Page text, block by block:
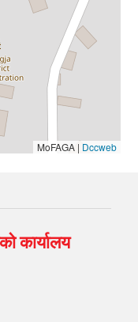
MoFAGA | Dccweb
कार्यालय